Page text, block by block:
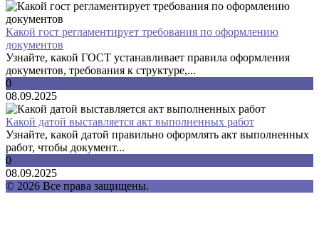
Какой гост регламентирует требования по оформлению
документов
Узнайте, какой ГОСТ устанавливает правила оформления
документов, требования к структуре,...
0
08.09.2025
Какой датой выставляется акт выполненных работ
Узнайте, какой датой правильно оформлять акт выполненных
работ, чтобы документ...
0
08.09.2025
© 2026 Все права защищены.